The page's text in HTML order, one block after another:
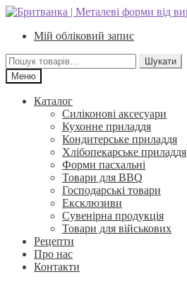
Перейти
навігації
Перейти
вмістуМій обліковий запис
Шукати:
Шукати
Меню
Каталог
Силіконові аксесуари
Кухонне приладдя
Кондитерське приладдя
Хлібопекарське приладдя
Форми пасхальні
Товари для BBQ
Господарські товари
Ексклюзиви
Сувенірна продукція
Товари для військових
Рецепти
Про нас
Контакти